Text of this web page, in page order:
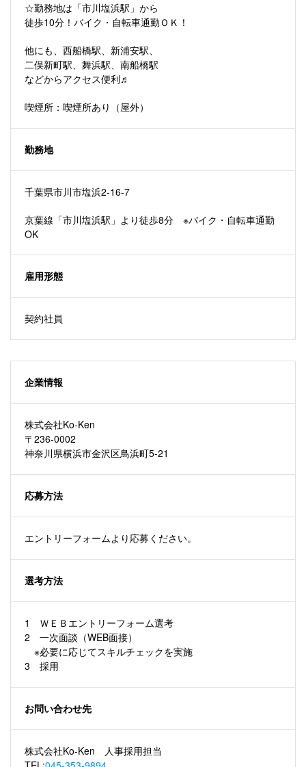
☆勤務地は「市川塩浜駅」から
徒歩10分！バイク・自転車通勤ＯＫ！
他にも、西船橋駅、新浦安駅、
二俣新町駅、舞浜駅、南船橋駅
などからアクセス便利♬
喫煙所：喫煙所あり（屋外）
勤務地
千葉県市川市塩浜2-16-7
京葉線「市川塩浜駅」より徒歩8分 ※バイク・自転車通勤
OK
雇用形態
契約社員
企業情報
株式会社Ko-Ken
〒236-0002
神奈川県横浜市金沢区鳥浜町5-21
応募方法
エントリーフォームより応募ください。
選考方法
1 ＷＥＢエントリーフォーム選考
2 一次面談（WEB面接）
※必要に応じてスキルチェックを実施
3 採用
お問い合わせ先
株式会社Ko-Ken 人事採用担当